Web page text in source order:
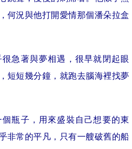
何況與他打開愛情那個潘朵拉盒
著與夢相遇，很早就閉起眼
短短幾分鐘，就跑去腦海裡找夢
子，用來盛裝自己想要的東
非常的平凡，只有一艘破舊的船